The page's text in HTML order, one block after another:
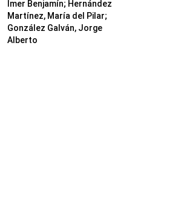
Imer Benjamín; Hernández
Martínez, María del Pilar;
González Galván, Jorge
Alberto